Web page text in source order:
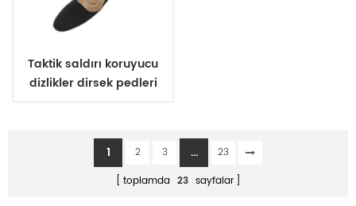
Taktik saldırı koruyucu
dizlikler dirsek pedleri
1 2 3 ...
23
toplamda 23 sayfalar